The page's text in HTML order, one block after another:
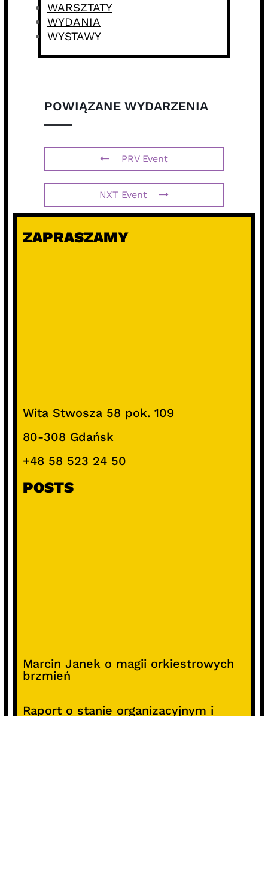
WARSZTATY
WYDANIA
WYSTAWY
POWIĄZANE WYDARZENIA
PRV Event
NXT Event
ZAPRASZAMY
Wita Stwosza 58 pok. 109
80-308 Gdańsk
+48 58 523 24 50
POSTS
Marcin Janek o magii orkiestrowych
brzmień
Raport o stanie organizacyjnym i